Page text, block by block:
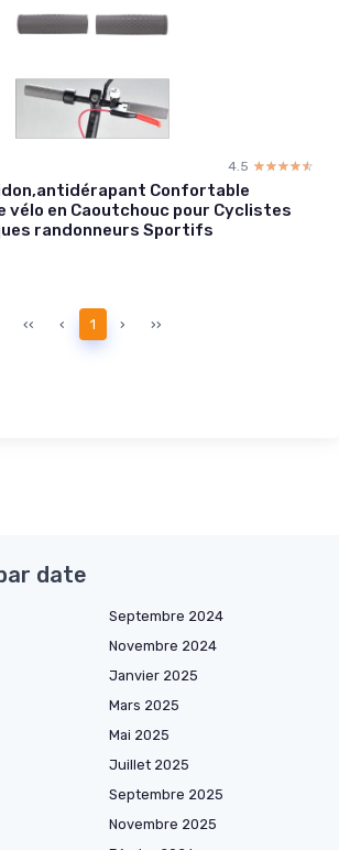
4.5 ☆☆☆☆☆
★★★★★
Confortable
vélo en Caoutchouc pour Cyclistes
randonneurs Sportifs
‹‹ ‹ 1 › ››
date
Septembre 2024
Novembre 2024
Janvier 2025
Mars 2025
Mai 2025
Juillet 2025
Septembre 2025
Novembre 2025